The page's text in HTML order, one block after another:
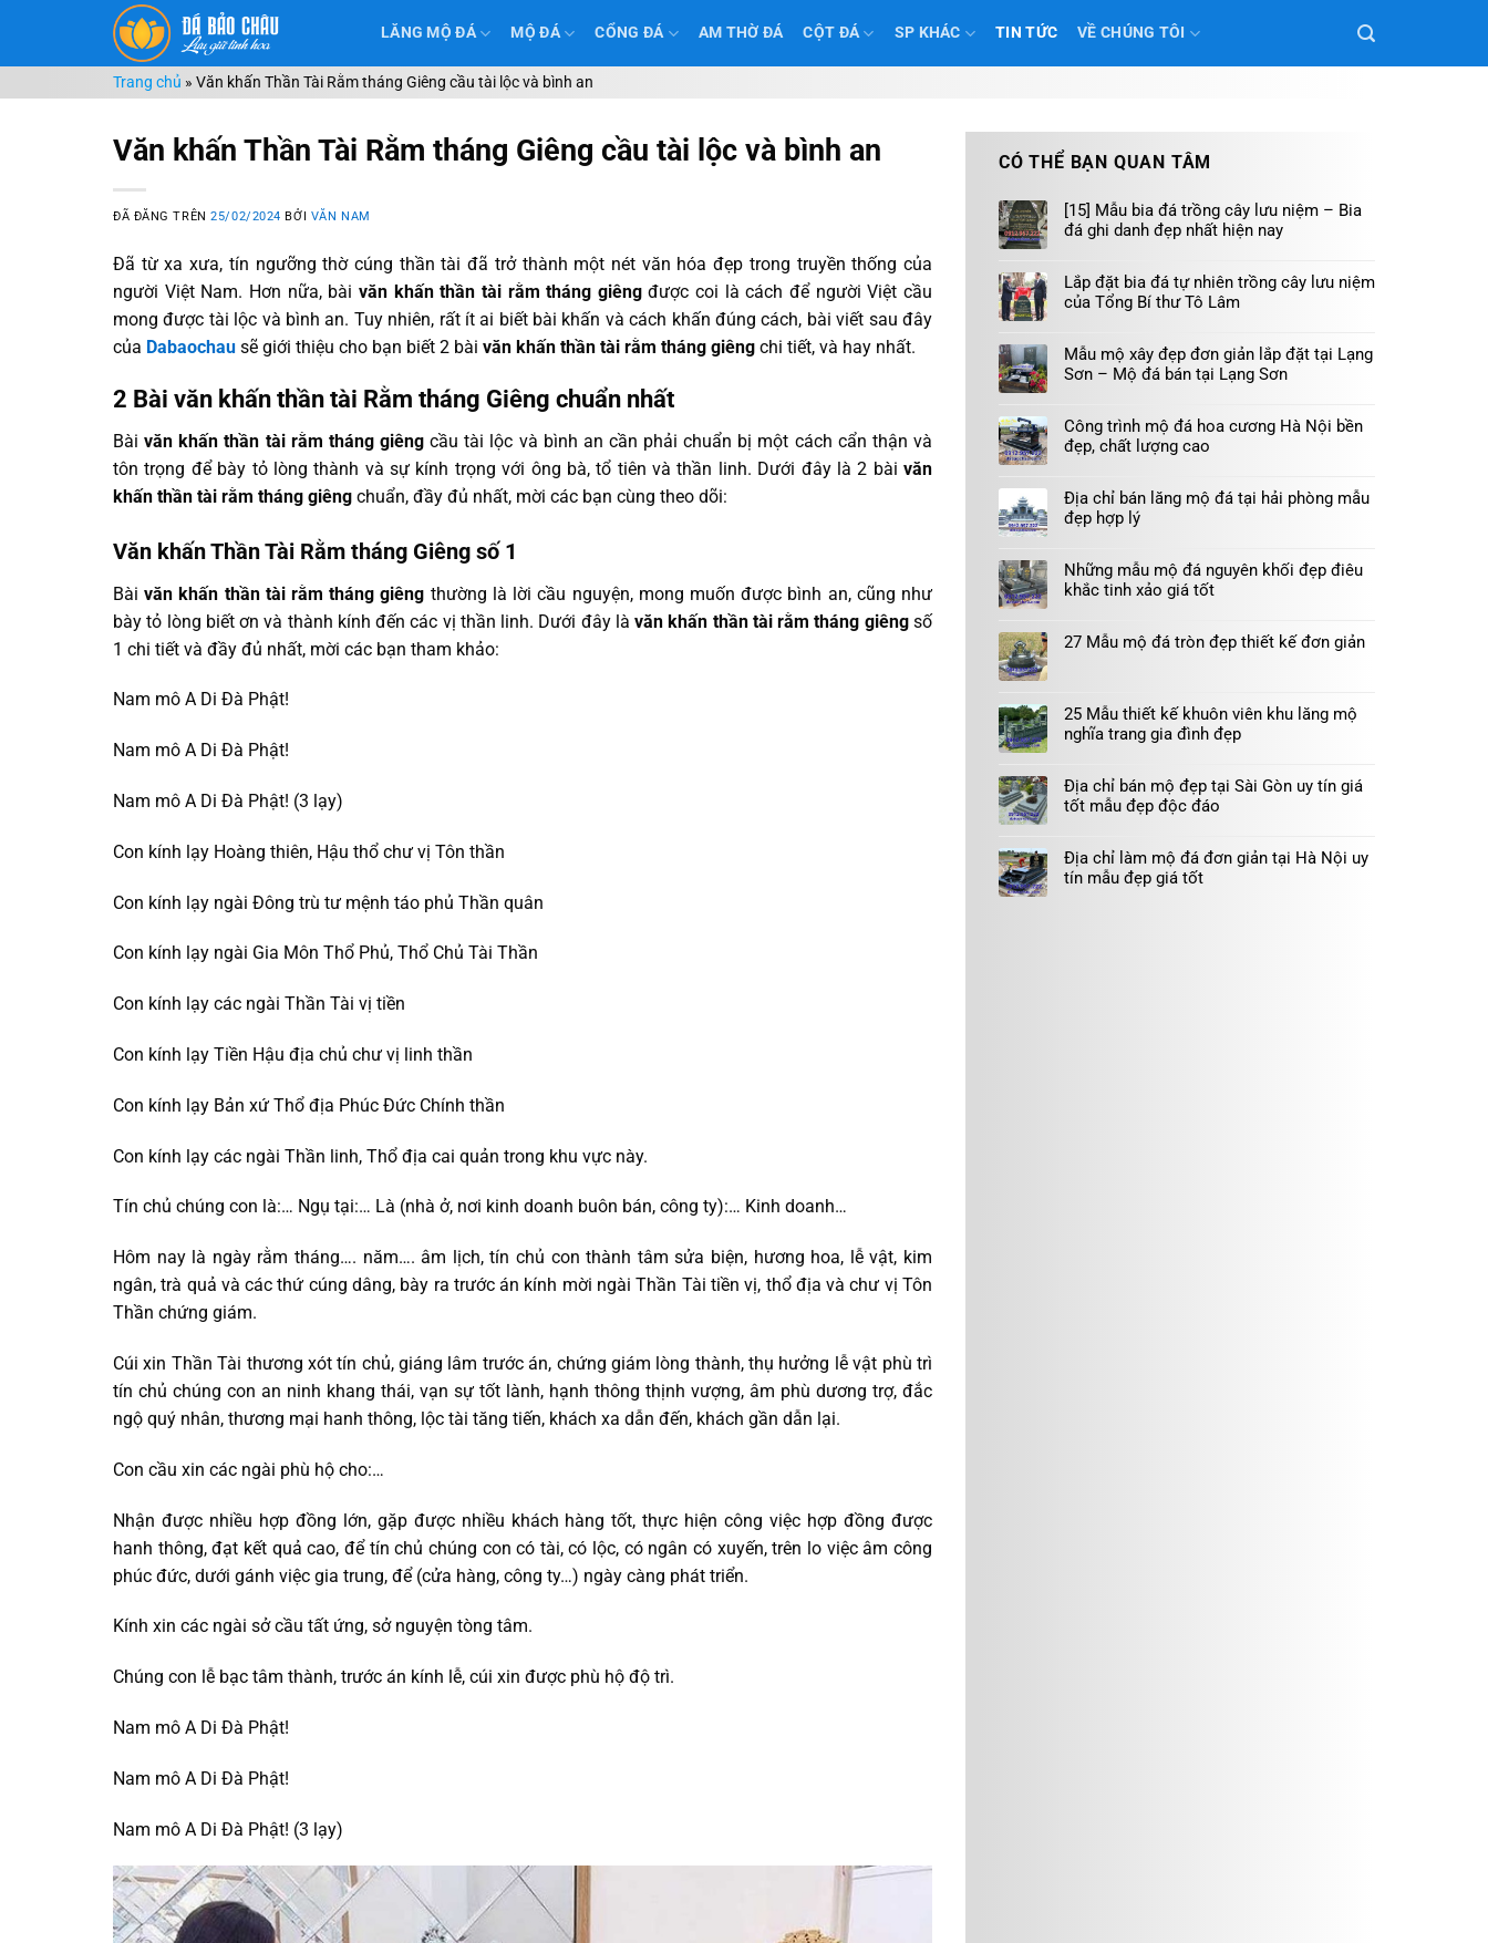
nội
dung
LĂNG MỘ ĐÁ MỘ ĐÁ CỔNG ĐÁ AM THỜ ĐÁ CỘT ĐÁ SP KHÁC TIN TỨC VỀ CHÚNG TÔI
Trang chủ » Văn khấn Thần Tài Rằm tháng Giêng cầu tài lộc và bình an
Văn khấn Thần Tài Rằm tháng Giêng cầu tài lộc và bình an
ĐÃ ĐĂNG TRÊN25/02/2024 BỞI VĂN NAM
Đã từ xa xưa, tín ngưỡng thờ cúng thần tài đã trở thành một nét văn hóa đẹp trong truyền thống của
người Việt Nam. Hơn nữa, bài văn khấn thần tài rằm tháng giêngđược coi là cách để người Việt cầu
mong được tài lộc và bình an. Tuy nhiên, rất ít ai biết bài khấn và cách khấn đúng cách, bài viết sau đây
của Dabaochau sẽ giới thiệu cho bạn biết 2 bài văn khấn thần tài rằm tháng giêng chi tiết, và hay nhất.
2 Bài văn khấn thần tài Rằm tháng Giêng chuẩn nhất
Bàivăn khấn thần tài rằm tháng giêng cầu tài lộc và bình an cần phải chuẩn bị một cách cẩn thận và
tôn trọng để bày tỏ lòng thành và sự kính trọng với ông bà, tổ tiên và thần linh. Dưới đây là 2 bài văn
khấn thần tài rằm tháng giêng chuẩn, đầy đủ nhất, mời các bạn cùng theo dõi:
Văn khấn Thần Tài Rằm tháng Giêng số 1
Bàivăn khấn thần tài rằm tháng giêng thường là lời cầu nguyện, mong muốn được bình an, cũng như
bày tỏ lòng biết ơn và thành kính đến các vị thần linh. Dưới đây làvăn khấn thần tài rằm tháng giêngsố
1 chi tiết và đầy đủ nhất, mời các bạn tham khảo:
Nam mô A Di Đà Phật!
Nam mô A Di Đà Phật!
Nam mô A Di Đà Phật! (3 lạy)
Con kính lạy Hoàng thiên, Hậu thổ chư vị Tôn thần
Con kính lạy ngài Đông trù tư mệnh táo phủ Thần quân
Con kính lạy ngài Gia Môn Thổ Phủ, Thổ Chủ Tài Thần
Con kính lạy các ngài Thần Tài vị tiền
Con kính lạy Tiền Hậu địa chủ chư vị linh thần
Con kính lạy Bản xứ Thổ địa Phúc Đức Chính thần
Con kính lạy các ngài Thần linh, Thổ địa cai quản trong khu vực này.
Tín chủ chúng con là:… Ngụ tại:… Là (nhà ở, nơi kinh doanh buôn bán, công ty):… Kinh doanh…
Hôm nay là ngày rằm tháng…. năm…. âm lịch, tín chủ con thành tâm sửa biện, hương hoa, lễ vật, kim
ngân, trà quả và các thứ cúng dâng, bày ra trước án kính mời ngài Thần Tài tiền vị, thổ địa và chư vị Tôn
Thần chứng giám.
Cúi xin Thần Tài thương xót tín chủ, giáng lâm trước án, chứng giám lòng thành, thụ hưởng lễ vật phù trì
tín chủ chúng con an ninh khang thái, vạn sự tốt lành, hạnh thông thịnh vượng, âm phù dương trợ, đắc
ngộ quý nhân, thương mại hanh thông, lộc tài tăng tiến, khách xa dẫn đến, khách gần dẫn lại.
Con cầu xin các ngài phù hộ cho:…
Nhận được nhiều hợp đồng lớn, gặp được nhiều khách hàng tốt, thực hiện công việc hợp đồng được
hanh thông, đạt kết quả cao, để tín chủ chúng con có tài, có lộc, có ngân có xuyến, trên lo việc âm công
phúc đức, dưới gánh việc gia trung, để (cửa hàng, công ty…) ngày càng phát triển.
Kính xin các ngài sở cầu tất ứng, sở nguyện tòng tâm.
Chúng con lễ bạc tâm thành, trước án kính lễ, cúi xin được phù hộ độ trì.
Nam mô A Di Đà Phật!
Nam mô A Di Đà Phật!
Nam mô A Di Đà Phật! (3 lạy)
CÓ THỂ BẠN QUAN TÂM
[15] Mẫu bia đá trồng cây lưu niệm – Bia
đá ghi danh đẹp nhất hiện nay
Lắp đặt bia đá tự nhiên trồng cây lưu niệm
của Tổng Bí thư Tô Lâm
Mẫu mộ xây đẹp đơn giản lắp đặt tại Lạng
Sơn – Mộ đá bán tại Lạng Sơn
Công trình mộ đá hoa cương Hà Nội bền
đẹp, chất lượng cao
Địa chỉ bán lăng mộ đá tại hải phòng mẫu
đẹp hợp lý
Những mẫu mộ đá nguyên khối đẹp điêu
khắc tinh xảo giá tốt
27 Mẫu mộ đá tròn đẹp thiết kế đơn giản
25 Mẫu thiết kế khuôn viên khu lăng mộ
nghĩa trang gia đình đẹp
Địa chỉ bán mộ đẹp tại Sài Gòn uy tín giá
tốt mẫu đẹp độc đáo
Địa chỉ làm mộ đá đơn giản tại Hà Nội uy
tín mẫu đẹp giá tốt